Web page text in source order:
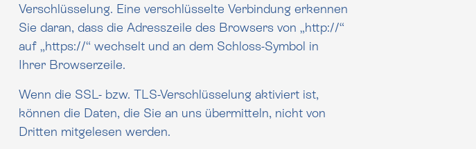
Verschlüsselung. Eine verschlüsselte Verbindung erkennen
Sie daran, dass die Adresszeile des Browsers von „http://“
auf „https://“ wechselt und an dem Schloss-Symbol in
Ihrer Browserzeile.
Wenn die SSL- bzw. TLS-Verschlüsselung aktiviert ist,
können die Daten, die Sie an uns übermitteln, nicht von
Dritten mitgelesen werden.